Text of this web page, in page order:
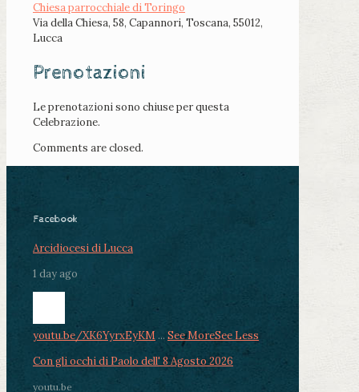
Chiesa parrocchiale di Toringo
Via della Chiesa, 58, Capannori, Toscana, 55012,
Lucca
Prenotazioni
Le prenotazioni sono chiuse per questa
Celebrazione.
Comments are closed.
Facebook
Arcidiocesi di Lucca
1 day ago
youtu.be/XK6YyrxEyKM ... See MoreSee Less
Con gli occhi di Paolo dell' 8 Agosto 2026
youtu.be